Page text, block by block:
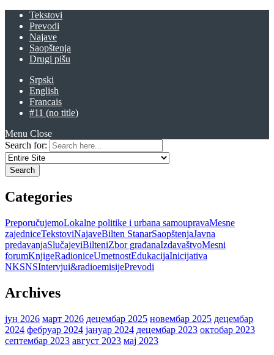
Tekstovi
Prevodi
Najave
Saopštenja
Drugi pišu
Srpski
English
Francais
#11 (no title)
Menu Close
Search for:
Categories
PreporučujemoLokalne politike i urbana samoupravaMesne
zajedniceTekstoviNajaveBilten StanarSaopštenjaJavna
predavanjaSlučajeviBilteniZbor građanaIzdavaštvoMesni
forumKnjigeRadioniceUmetnostEdukacijaInicijativa
NKSNSIntervjui&radioemisijePrevodi
Archives
јун 2026 март 2026 децембар 2025 новембар 2025 децембар
2024 фебруар 2024 јануар 2024 децембар 2023 октобар 2023
септембар 2023 август 2023 мај 2023